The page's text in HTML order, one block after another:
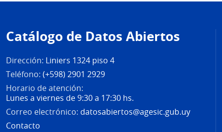
de
página
Catálogo de Datos Abiertos
Dirección: Liniers 1324 piso 4
Teléfono: (+598) 2901 2929
Horario de atención:
Lunes a viernes de 9:30 a 17:30 hs.
Correo electrónico: datosabiertos@agesic.gub.uy
Contacto